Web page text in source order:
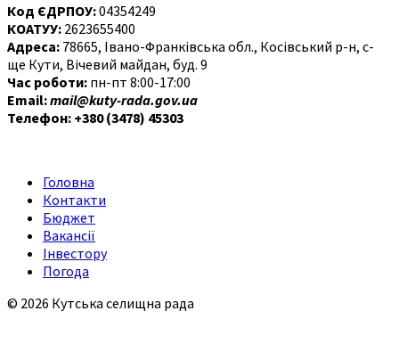
Код ЄДРПОУ:04354249
КОАТУУ: 2623655400
Адреса: 78665, Івано-Франківська обл., Косівський р-н, с-
ще Кути, Вічевий майдан, буд. 9
Час роботи: пн-пт 8:00-17:00
Email:mail@kuty-rada.gov.ua
Телефон: +380 (3478) 45303
Головна
Контакти
Бюджет
Вакансії
Інвестору
Погода
© 2026 Кутська селищна рада